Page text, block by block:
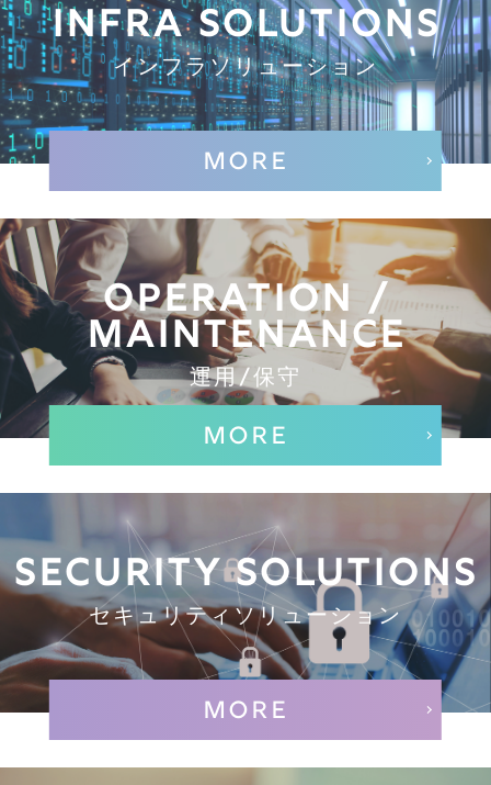
INFRA SOLUTIONS
インフラソリューション
MORE
OPERATION /
MAINTENANCE
運用/保守
MORE
SECURITY SOLUTIONS
セキュリティソリューション
MORE